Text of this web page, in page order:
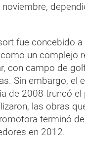
fue concebido
un complejo
con campo de
Sin embargo, el
de 2008 truncó el
las obras
terminó
en 2012.